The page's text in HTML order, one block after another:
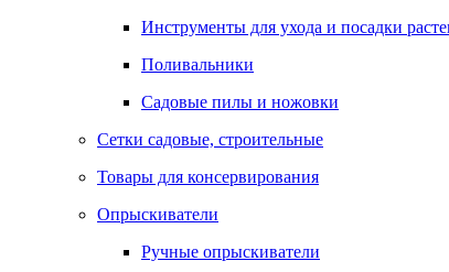
Инструменты для ухода и посадки
Поливальники
Садовые пилы и ножовки
Сетки садовые, строительные
Товары для консервирования
Опрыскиватели
Ручные опрыскиватели